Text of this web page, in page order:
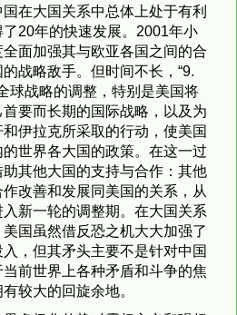
在大国关系中总体上处于有利
20年的快速发展。2001年小
面加强其与欧亚各国之间的合
战略敌手。但时间不长，“9.
球战略的调整，特别是美国将
要而长期的国际战略，以及为
伊拉克所采取的行动，使美国
世界各大国的政策。在这一过
其他大国的支持与合作：其他
改善和发展同美国的关系，从
新一轮的调整期。在大国关系
国虽然借反恐之机大大加强了
，但其矛头主要不是针对中国
前世界上各种矛盾和斗争的焦
较大的回旋余地。